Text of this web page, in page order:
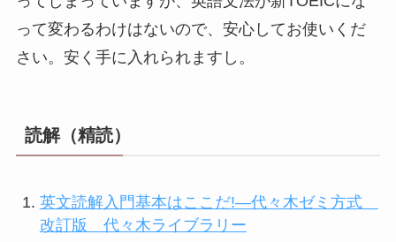
って変わるわけはないので、安心してお使いくだ
さい。安く手に入れられますし。
読解（精読）
英文読解入門基本はここだ!―代々木ゼミ方式
改訂版 代々木ライブラリー